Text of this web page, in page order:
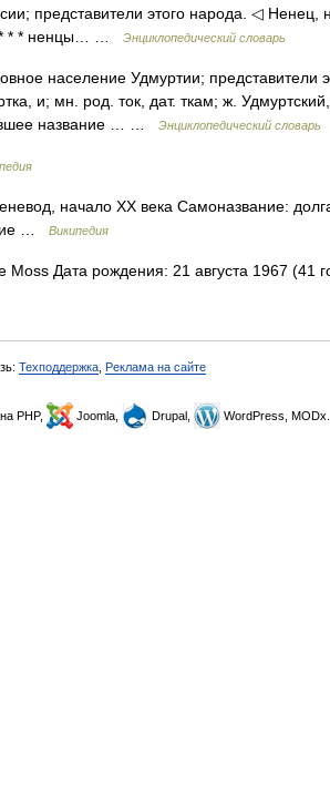
представители этого народа. ◁
* * * ненцы… …
Энциклопедический словарь
население Удмуртии; представители
и; мн. род. ток, дат. ткам; ж.
название … …
Энциклопедический словарь
начало XX века Самоназвание:
…
Википедия
Moss Дата рождения: 21 августа 1967 (41
Техподдержка Реклама на сайте
PHP, Joomla, Drupal, WordPress, MODx.